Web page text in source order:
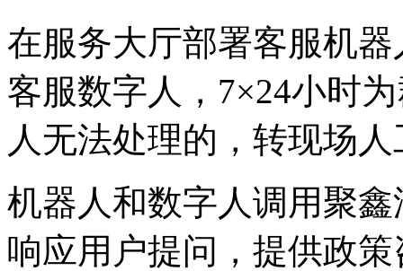
在服务大厅部署客服机器
客服数字人，7×24小时
人无法处理的，转现场
机器人和数字人调用聚鑫
响应用户提问，提供政